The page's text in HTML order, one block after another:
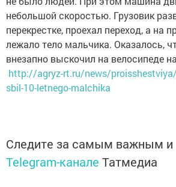
небольшой скоростью. Грузовик
перекрестке, проехал переход, а на
лежало тело мальчика. Оказалось,
внезапно выскочил на велосипеде
http://agryz-rt.ru/news/
sbil-10-letnego-malchika
Telegram-каналеТатмедиа